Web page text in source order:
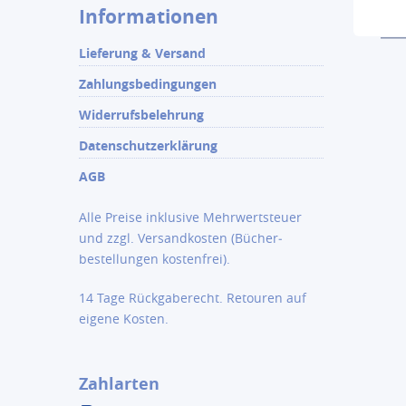
Informationen
Lieferung & Versand
Zahlungsbedingungen
Widerrufsbelehrung
Datenschutzerklärung
AGB
Alle Preise inklusive Mehrwertsteuer
und zzgl. Versandkosten (Bücher­
bestellungen kostenfrei).
14 Tage Rückgaberecht. Retouren auf
eigene Kosten.
Zahlarten